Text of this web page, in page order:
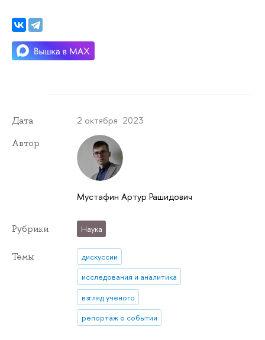
Дата 2 октября 2023
Автор
Мустафин Артур Рашидович
Рубрики Наука
Темы
дискуссии
исследования и аналитика
взгляд ученого
репортаж о событии